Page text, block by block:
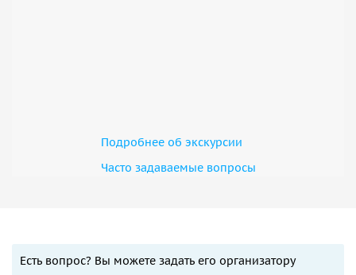
Подробнее об экскурсии
Часто задаваемые вопросы
Есть вопрос? Вы можете задать его организатору